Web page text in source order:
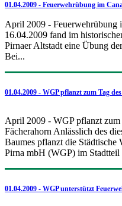
01.04.2009 - Feuerwehrübung im
April 2009 - Feuerwehrübung
16.04.2009 fand im
Pirnaer Altstadt eine Übung
Bei...
01.04.2009 - WGP pflanzt zum Tag
April 2009 - WGP pflanzt zum
Fächerahorn Anlässlich des
Baumes pflanzt die Städtische
Pirna mbH (WGP) im Stadtteil
01.04.2009 - WGP unterstützt